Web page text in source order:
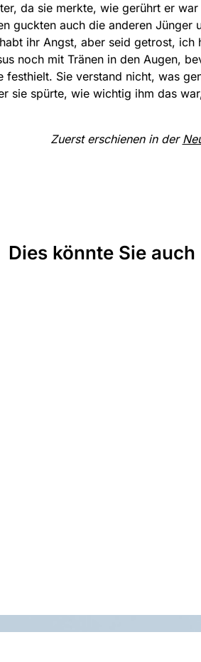
da sie merkte, wie gerührt er
guckten auch die anderen Jünger
ihr Angst, aber seid getrost, ich
noch mit Tränen in den Augen,
festhielt. Sie verstand nicht, was
sie spürte, wie wichtig ihm das
Zuerst erschienen in der
Dies könnte Sie